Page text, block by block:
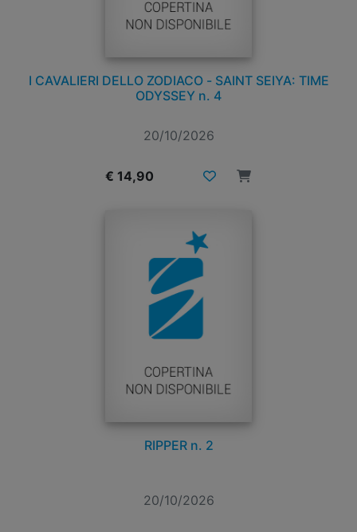
I CAVALIERI DELLO ZODIACO - SAINT SEIYA: TIME
ODYSSEY n. 4
20/10/2026
€ 14,90
RIPPER n. 2
20/10/2026